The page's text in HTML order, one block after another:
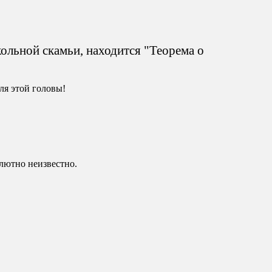
скамьи, находится "Теорема о
этой головы!
неизвестно.